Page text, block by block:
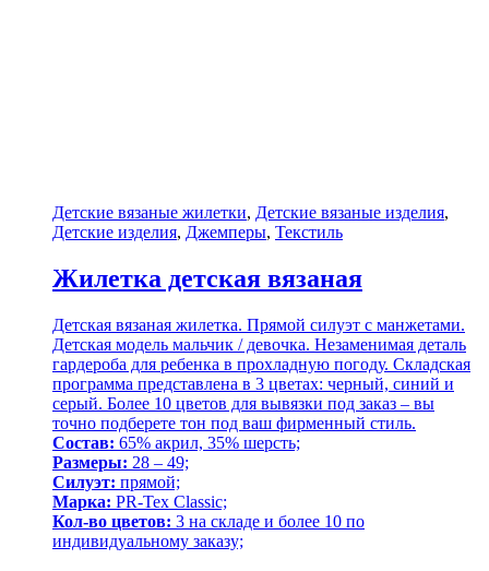
Детские вязаные жилетки, Детские вязаные изделия,
Детские изделия, Джемперы, Текстиль
Жилетка детская вязаная
Детская вязаная жилетка. Прямой силуэт с манжетами.
Детская модель мальчик / девочка. Незаменимая деталь
гардероба для ребенка в прохладную погоду. Складская
программа представлена в 3 цветах: черный, синий и
серый. Более 10 цветов для вывязки под заказ – вы
точно подберете тон под ваш фирменный стиль.
Состав: 65% акрил, 35% шерсть;
Размеры: 28 – 49;
Силуэт: прямой;
Марка: PR-Tex Classic;
Кол-во цветов: 3 на складе и более 10 по
индивидуальному заказу;